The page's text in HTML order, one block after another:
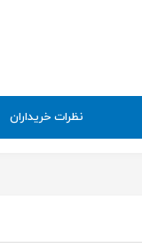
نظرات خریداران